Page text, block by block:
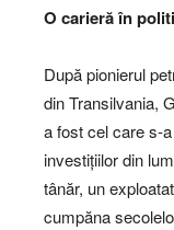
O carieră în
După pionierul
din Transilvania,
a fost cel care s-
investițiilor din
tânăr, un
cumpăna